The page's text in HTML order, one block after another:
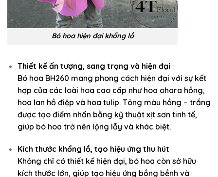
Bó hoa hiện đại khổng lồ
Thiết kế ấn tượng, sang trọng và hiện đại
Bó hoa BH260 mang phong cách hiện đại với sự kết
hợp của các loài hoa cao cấp như hoa ohara hồng,
hoa lan hồ điệp và hoa tulip. Tông màu hồng – trắng
được tạo điểm nhấn bằng kỹ thuật xịt sơn tinh tế,
giúp bó hoa trở nên lộng lẫy và khác biệt.
Kích thước khổng lồ, tạo hiệu ứng thu hút
Không chỉ có thiết kế hiện đại, bó hoa còn sở hữu
kích thước lớn, giúp tạo hiệu ứng bồng bềnh và